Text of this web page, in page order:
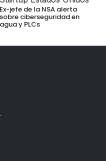
Ex-jefe de la NSA alerta
sobre ciberseguridad en
agua y PLCs